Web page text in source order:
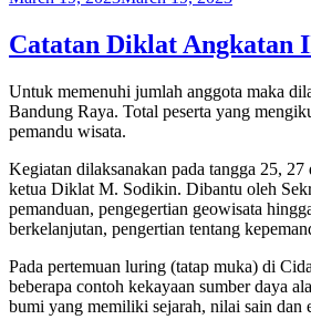
Catatan Diklat Angkatan
Untuk memenuhi jumlah anggota maka
Bandung Raya. Total peserta yang
pemandu wisata.
Kegiatan dilaksanakan pada tangga 25,
ketua Diklat M. Sodikin. Dibantu oleh
pemanduan, pengegertian geowisata
berkelanjutan, pengertian tentang
Pada pertemuan luring (tatap muka) di
beberapa contoh kekayaan sumber daya
bumi yang memiliki sejarah, nilai sain dan